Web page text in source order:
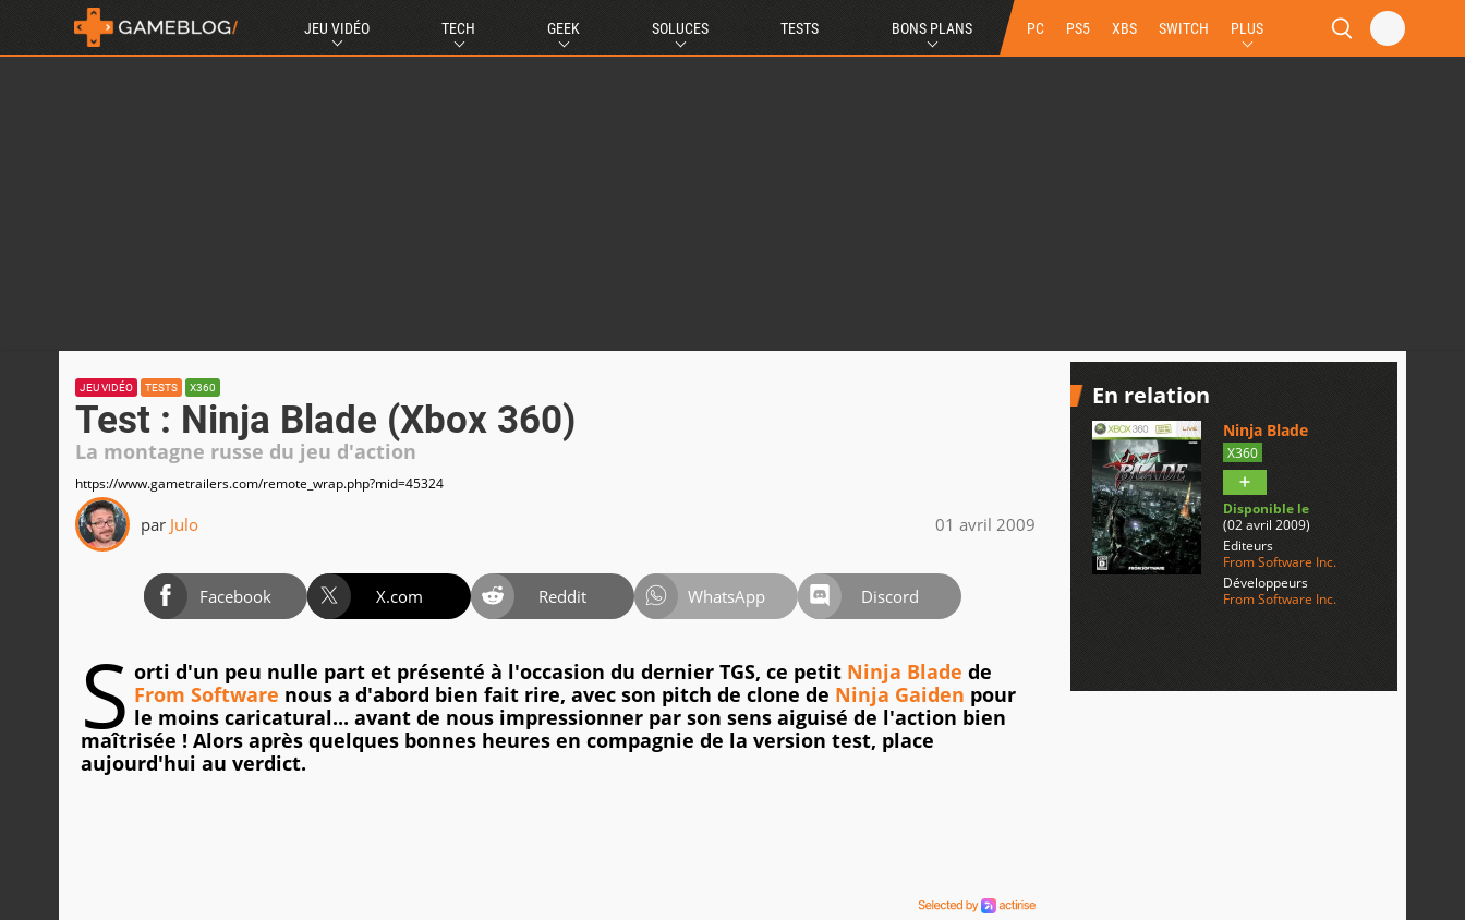
JEU VIDÉO TECH GEEK SOLUCES TESTS BONS PLANS PC PS5 XBS SWITCH PLUS
JEU VIDÉO TESTS X360
Test : Ninja Blade (Xbox 360)
La montagne russe du jeu d'action
https://www.gametrailers.com/remote_wrap.php?mid=45324
par Julo 01 avril 2009
Facebook X.com Reddit WhatsApp Discord
S orti d'un peu nulle part et présenté à l'occasion du dernier TGS, ce petit Ninja Blade de
From Software nous a d'abord bien fait rire, avec son pitch de clone de Ninja Gaiden pour
le moins caricatural... avant de nous impressionner par son sens aiguisé de l'action bien
maîtrisée ! Alors après quelques bonnes heures en compagnie de la version test, place
aujourd'hui au verdict.
En relation
Ninja Blade
X360
Disponible le
(02 avril 2009)
Editeurs
From Software Inc.
Développeurs
From Software Inc.